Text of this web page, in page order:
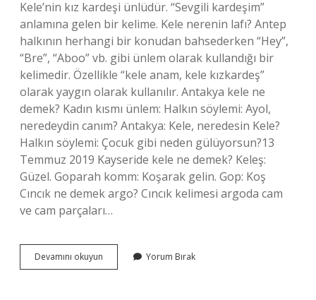
Kele’nin kız kardeşi ünlüdür. “Sevgili kardeşim”
anlamına gelen bir kelime. Kele nerenin lafı? Antep
halkının herhangi bir konudan bahsederken “Hey”,
“Bre”, “Aboo” vb. gibi ünlem olarak kullandığı bir
kelimedir. Özellikle “kele anam, kele kızkardeş”
olarak yaygın olarak kullanılır. Antakya kele ne
demek? Kadın kısmı ünlem: Halkın söylemi: Ayol,
neredeydin canım? Antakya: Kele, neredesin Kele?
Halkın söylemi: Çocuk gibi neden gülüyorsun?13
Temmuz 2019 Kayseride kele ne demek? Keleş:
Güzel. Goparah komm: Koşarak gelin. Gop: Koş
Cıncık ne demek argo? Cıncık kelimesi argoda cam
ve cam parçaları…
Devamını okuyun
Ne
Yorum Bırak